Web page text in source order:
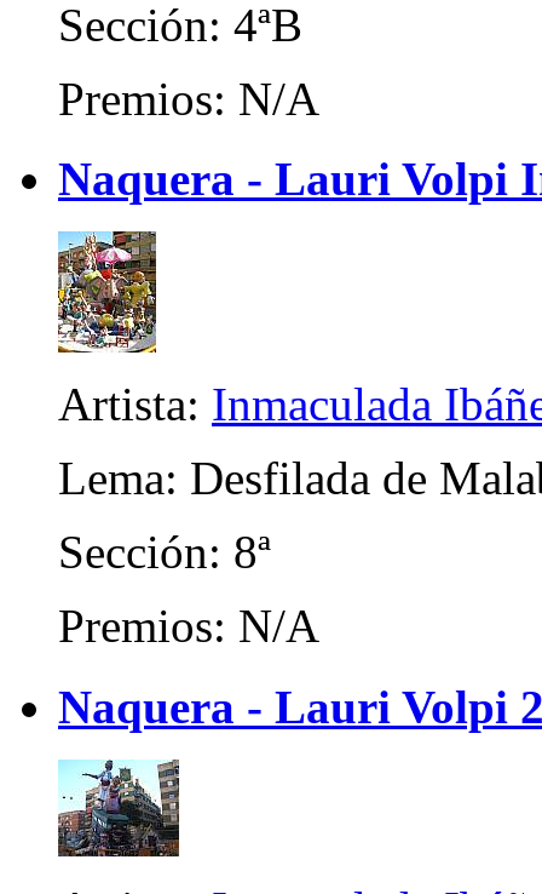
Sección: 4ªB
Premios: N/A
Naquera - Lauri Volpi
Artista: Inmaculada
Lema: Desfilada de
Sección: 8ª
Premios: N/A
Naquera - Lauri Volpi